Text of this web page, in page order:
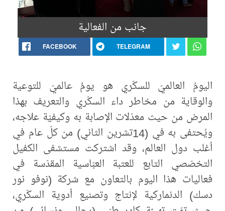
جانب من الفعالية
FACEBOOK TELEGRAM
اليومُ العالميّ للسكّري هو يومٌ عالميّ للتوعية
والوقاية من مخاطر داء السكّري والتعريف بهذا
المرض من حيث معدّلات الإصابة به وكيفيّة علاجه،
ويُحتفى به في (14تشرين الثاني) من كلّ عام في
أغلب دول العالم، وقد اشتركت مستشفى الكفيل
التخصّصي التابع للعتبة العبّاسية المقدّسة في
فعاليات هذا اليوم بالتعاون مع شركة (نوفو نور
دسك) الدنماركية لإنتاج وتصنيع أدوية السكّري،